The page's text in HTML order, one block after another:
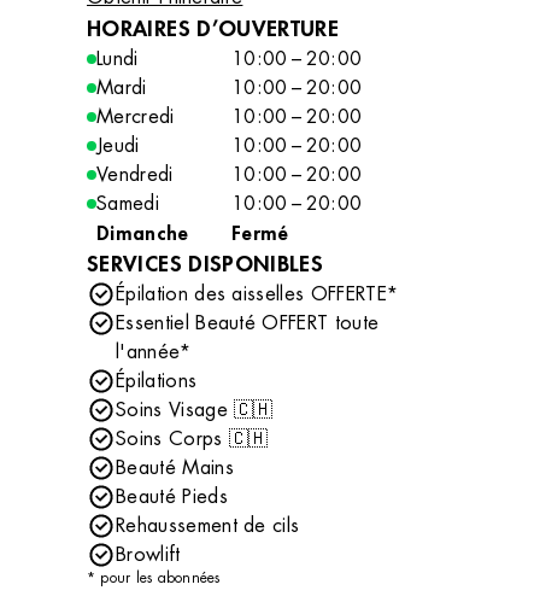
HORAIRES D’OUVERTURE
Lundi
10:00 – 20:00
Mardi
10:00 – 20:00
Mercredi
10:00 – 20:00
Jeudi
10:00 – 20:00
Vendredi
10:00 – 20:00
Samedi
10:00 – 20:00
Dimanche
Fermé
SERVICES DISPONIBLES
Épilation des aisselles OFFERTE*
Essentiel Beauté OFFERT toute
l'année*
Épilations
Soins Visage 🇨🇭
Soins Corps 🇨🇭
Beauté Mains
Beauté Pieds
Rehaussement de cils
Browlift
* pour les abonnées